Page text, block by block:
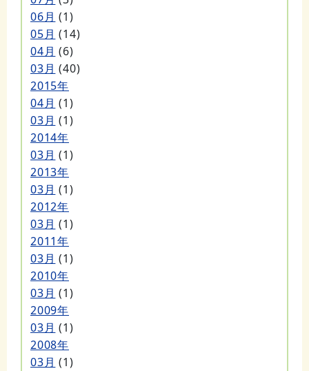
06月 (1)
05月 (14)
04月 (6)
03月 (40)
2015年
04月 (1)
03月 (1)
2014年
03月 (1)
2013年
03月 (1)
2012年
03月 (1)
2011年
03月 (1)
2010年
03月 (1)
2009年
03月 (1)
2008年
03月 (1)